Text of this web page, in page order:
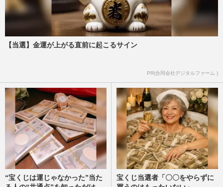
【当選】金運が上がる直前に起こるサイン
PR(合同会社デジタルファーム )
“宝くじは運じゃなかった”当た
宝くじ当選者「〇〇をやらずに